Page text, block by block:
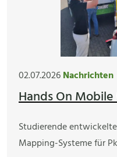
02.07.2026Nachrichten
Hands On
Studierende
Mapping-Systeme für